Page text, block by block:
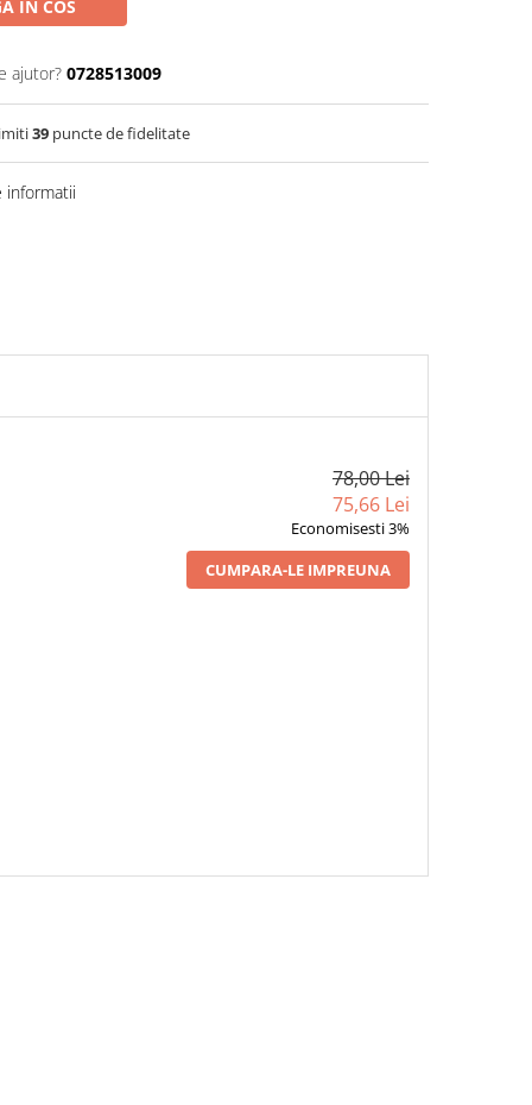
IN COS
ajutor? 0728513009
39 puncte de fidelitate
informatii
78,00 Lei
75,66 Lei
Economisesti 3%
CUMPARA-LE IMPREUNA